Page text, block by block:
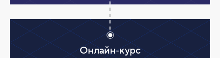
Онлайн‑курс